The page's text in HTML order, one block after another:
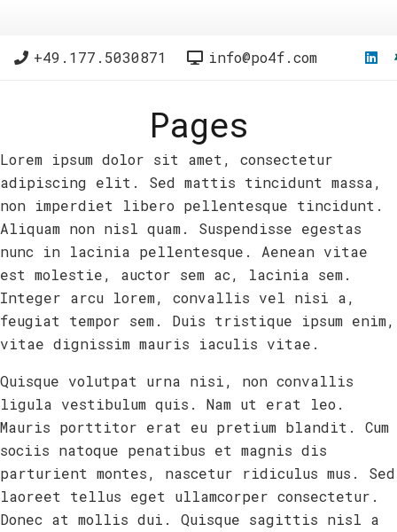
+49.177.5030871 info@po4f.com
Pages
Lorem ipsum dolor sit amet, consectetur
adipiscing elit. Sed mattis tincidunt massa,
non imperdiet libero pellentesque tincidunt.
Aliquam non nisl quam. Suspendisse egestas
nunc in lacinia pellentesque. Aenean vitae
est molestie, auctor sem ac, lacinia sem.
Integer arcu lorem, convallis vel nisi a,
feugiat tempor sem. Duis tristique ipsum enim,
vitae dignissim mauris iaculis vitae.
Quisque volutpat urna nisi, non convallis
ligula vestibulum quis. Nam ut erat leo.
Mauris porttitor erat eu pretium blandit. Cum
sociis natoque penatibus et magnis dis
parturient montes, nascetur ridiculus mus. Sed
laoreet tellus eget ullamcorper consectetur.
Donec at mollis dui. Quisque sagittis nisl a